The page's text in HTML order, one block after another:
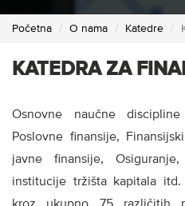
Početna O nama Katedre
KATEDRA ZA
Osnovne naučne
Poslovne finansije,
javne finansije,
institucije tržišta kapitala